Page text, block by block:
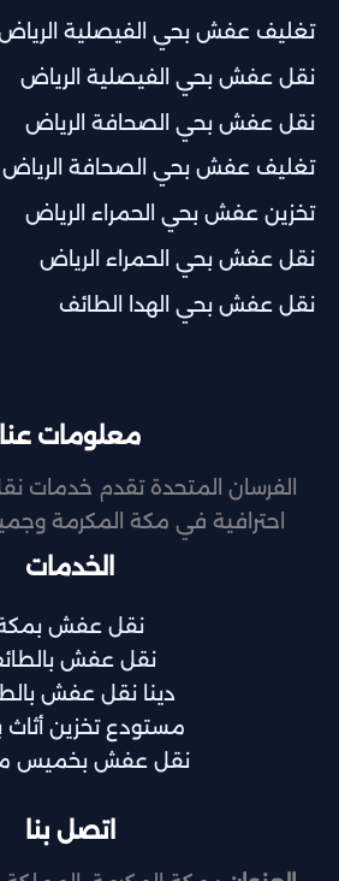
تغليف عفش بحي الفيصلية
نقل عفش بحي الفيصلية الرياض
نقل عفش بحي الصحافة الرياض
تغليف عفش بحي الصحافة الرياض
تخزين عفش بحي الحمراء الرياض
نقل عفش بحي الحمراء الرياض
نقل عفش بحي الهدا الطائف
معلومات عنا
الفرسان المتحدة تقدم خدمات
احترافية في مكة المكرمة
الخدمات
نقل عفش
نقل عفش
دينا نقل عفش
مستودع تخزين أثاث
نقل عفش بخميس
اتصل بنا